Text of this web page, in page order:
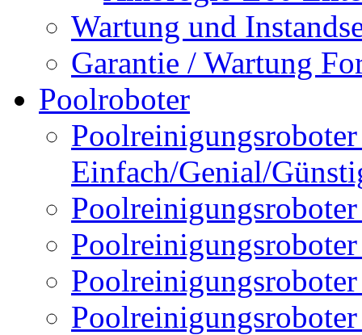
Wartung und
Garantie / Wartung
Poolroboter
Einfach/Genial/